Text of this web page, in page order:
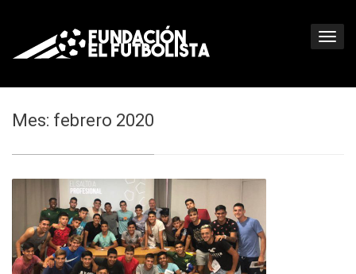
Mes: febrero 2020